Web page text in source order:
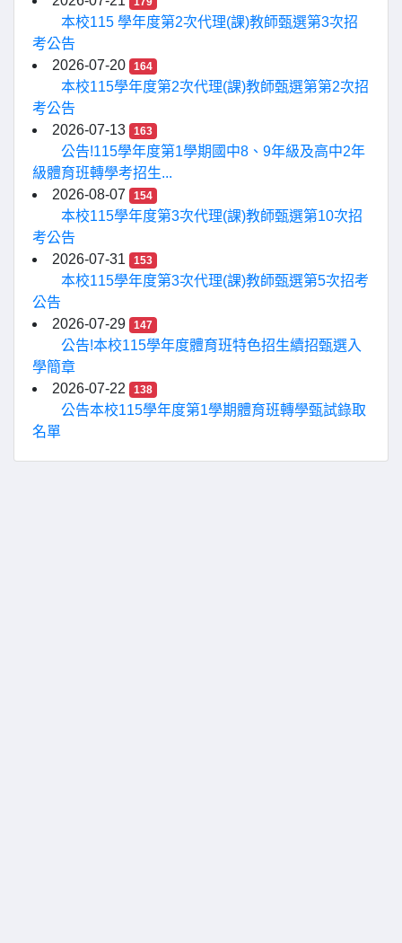
本校115 學年度第2次代理(課)教師甄選第3次招
考公告
2026-07-20
164
本校115學年度第2次代理(課)教師甄選第第2次招
考公告
2026-07-13
163
公告!115學年度第1學期國中8、9年級及高中2年
級體育班轉學考招生...
2026-08-07
154
本校115學年度第3次代理(課)教師甄選第10次招
考公告
2026-07-31
153
本校115學年度第3次代理(課)教師甄選第5次招考
公告
2026-07-29
147
公告!本校115學年度體育班特色招生續招甄選入
學簡章
2026-07-22
138
公告本校115學年度第1學期體育班轉學甄試錄取
名單